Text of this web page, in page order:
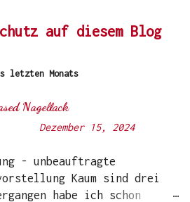
auf diesem Blog
letzten Monats
Nagellack
Dezember 15, 2024
- unbeauftragte
Kaum sind drei
habe ich schon